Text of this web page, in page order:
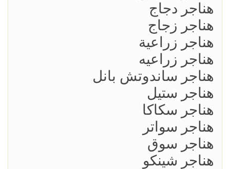
هناجر دجاج
هناجر زجاج
هناجر زراعية
هناجر زراعيه
هناجر ساندوتش بانل
هناجر ستيل
هناجر سكاكا
هناجر سواتر
هناجر سوق
هناجر شينكو